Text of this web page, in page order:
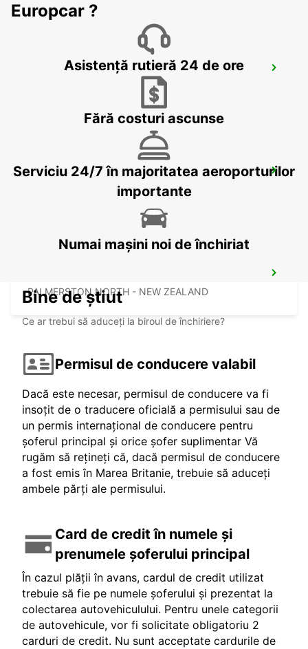
DUNEDIN AIRPORT
DUNEDIN - NEW ZEALAND
QUEENSTOWN AIRPORT
QUEENSTOWN - NEW ZEALAND
PALMERSTON NORTH - NEW ZEALAND
Europcar ?
Asistență rutieră 24 de ore
Fără costuri ascunse
Serviciu 24/7 în majoritatea aeroporturilor
importante
Numai mașini noi de închiriat
Bine de știut
Ce ar trebui să aduceți la biroul de închiriere?
Permisul de conducere valabil
Dacă este necesar, permisul de conducere va fi
insoțit de o traducere oficială a permisului sau de
un permis internațional de conducere pentru
șoferul principal și orice șofer suplimentar Vă
rugăm să rețineți că, dacă permisul de conducere
a fost emis în Marea Britanie, trebuie să aduceți
ambele părți ale permisului.
Card de credit în numele și
prenumele șoferului principal
În cazul plății în avans, cardul de credit utilizat
trebuie să fie pe numele șoferului și prezentat la
colectarea autovehiculului. Pentru unele categorii
de autovehicule, vor fi solicitate obligatoriu 2
carduri de credit. Nu sunt acceptate cardurile de